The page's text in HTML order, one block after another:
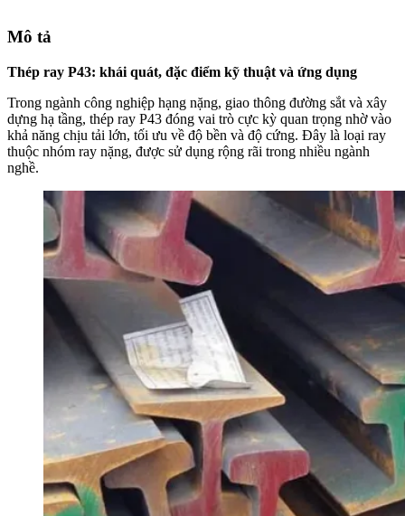
Mô tả
Thép ray P43: khái quát, đặc điểm kỹ thuật và ứng dụng
Trong ngành công nghiệp hạng nặng, giao thông đường sắt và xây
dựng hạ tầng, thép ray P43 đóng vai trò cực kỳ quan trọng nhờ vào
khả năng chịu tải lớn, tối ưu về độ bền và độ cứng. Đây là loại ray
thuộc nhóm ray nặng, được sử dụng rộng rãi trong nhiều ngành
nghề.